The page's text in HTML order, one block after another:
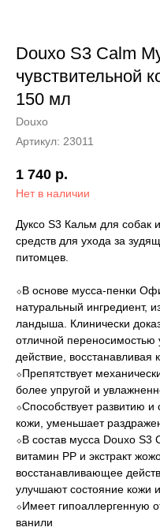
Douxo S3 Calm
чувствительной
150 мл
Douxo
Артикул: 23011
1 740 р.
Нет в наличии
Дуксо S3 Кальм для собак
средств для ухода за
питомцев.
⬦В основе мусса-пенки
натуральный ингредиент,
ландыша. Клинически
отличной переносимостью
действие, восстанавливая
⬦Препятствует
более упругой и
⬦Способствует развитию
кожи, уменьшает
⬦В состав мусса Douxo S3
витамин РР и экстракт
восстанавливающее
улучшают состояние кожи
⬦Имеет гипоаллергенную
ванили